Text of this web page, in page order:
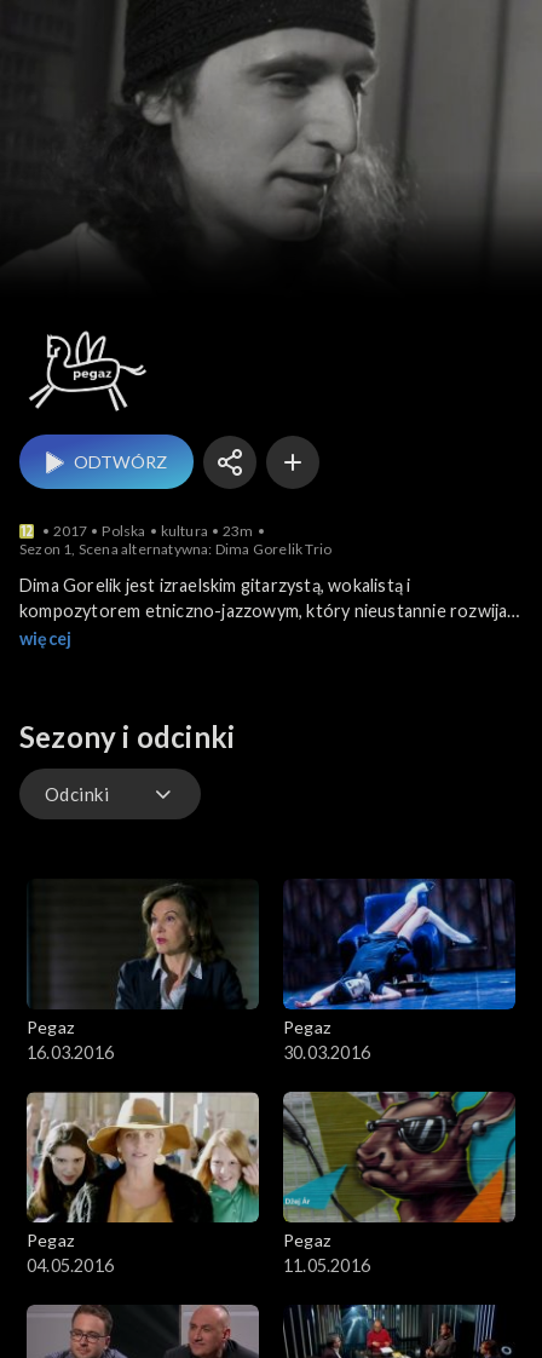
ODTWÓRZ
2017 Polska kultura
23m
Sezon 1, Scena alternatywna: Dima Gorelik Trio
Dima Gorelik jest izraelskim gitarzystą, wokalistą i
kompozytorem etniczno-jazzowym, który nieustannie rozwija
swoją muzyczną tożsamość i ponadprzeciętne umiejętności
więcej
Sezony i odcinki
Odcinki
Pegaz
16.03.2016
Pegaz
30.03.2016
Pegaz
04.05.2016
Pegaz
11.05.2016